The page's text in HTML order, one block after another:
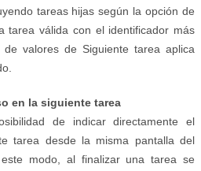
tareas hijas según la opción de
tarea válida con el identificador más
de valores de Siguiente tarea aplica
en la siguiente tarea
de indicar directamente el
tarea desde la misma pantalla del
modo, al finalizar una tarea se